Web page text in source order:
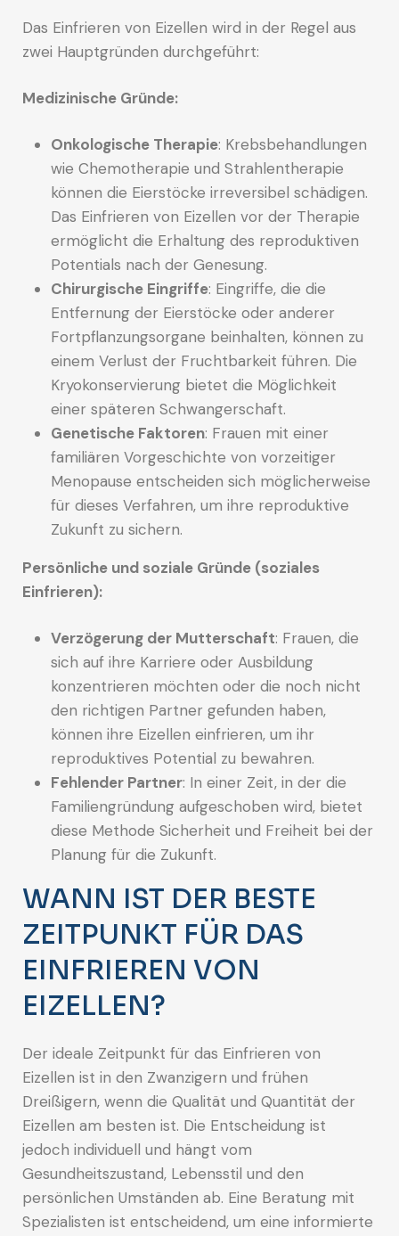
Das Einfrieren von Eizellen wird in der Regel aus
zwei Hauptgründen durchgeführt:
Medizinische Gründe:
Onkologische Therapie: Krebsbehandlungen
wie Chemotherapie und Strahlentherapie
können die Eierstöcke irreversibel schädigen.
Das Einfrieren von Eizellen vor der Therapie
ermöglicht die Erhaltung des reproduktiven
Potentials nach der Genesung.
Chirurgische Eingriffe: Eingriffe, die die
Entfernung der Eierstöcke oder anderer
Fortpflanzungsorgane beinhalten, können zu
einem Verlust der Fruchtbarkeit führen. Die
Kryokonservierung bietet die Möglichkeit
einer späteren Schwangerschaft.
Genetische Faktoren: Frauen mit einer
familiären Vorgeschichte von vorzeitiger
Menopause entscheiden sich möglicherweise
für dieses Verfahren, um ihre reproduktive
Zukunft zu sichern.
Persönliche und soziale Gründe (soziales
Einfrieren):
Verzögerung der Mutterschaft: Frauen, die
sich auf ihre Karriere oder Ausbildung
konzentrieren möchten oder die noch nicht
den richtigen Partner gefunden haben,
können ihre Eizellen einfrieren, um ihr
reproduktives Potential zu bewahren.
Fehlender Partner: In einer Zeit, in der die
Familiengründung aufgeschoben wird, bietet
diese Methode Sicherheit und Freiheit bei der
Planung für die Zukunft.
WANN IST DER BESTE
ZEITPUNKT FÜR DAS
EINFRIEREN VON
EIZELLEN?
Der ideale Zeitpunkt für das Einfrieren von
Eizellen ist in den Zwanzigern und frühen
Dreißigern, wenn die Qualität und Quantität der
Eizellen am besten ist. Die Entscheidung ist
jedoch individuell und hängt vom
Gesundheitszustand, Lebensstil und den
persönlichen Umständen ab. Eine Beratung mit
Spezialisten ist entscheidend, um eine informierte